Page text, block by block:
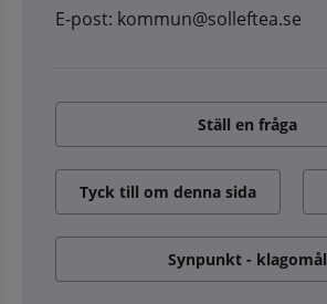
E-post: kommun@solleftea.se
Ställ en fråga
Tyck till om denna sida
Synpunkt - klagomål